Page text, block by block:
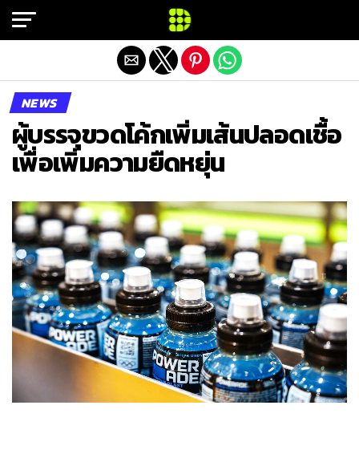
NEWS
ผู้บรรจุขวดโค้กเพิ่มเส้นปลอดเชื้อ
เพื่อเพิ่มความยืดหยุ่น
Exit mobile version